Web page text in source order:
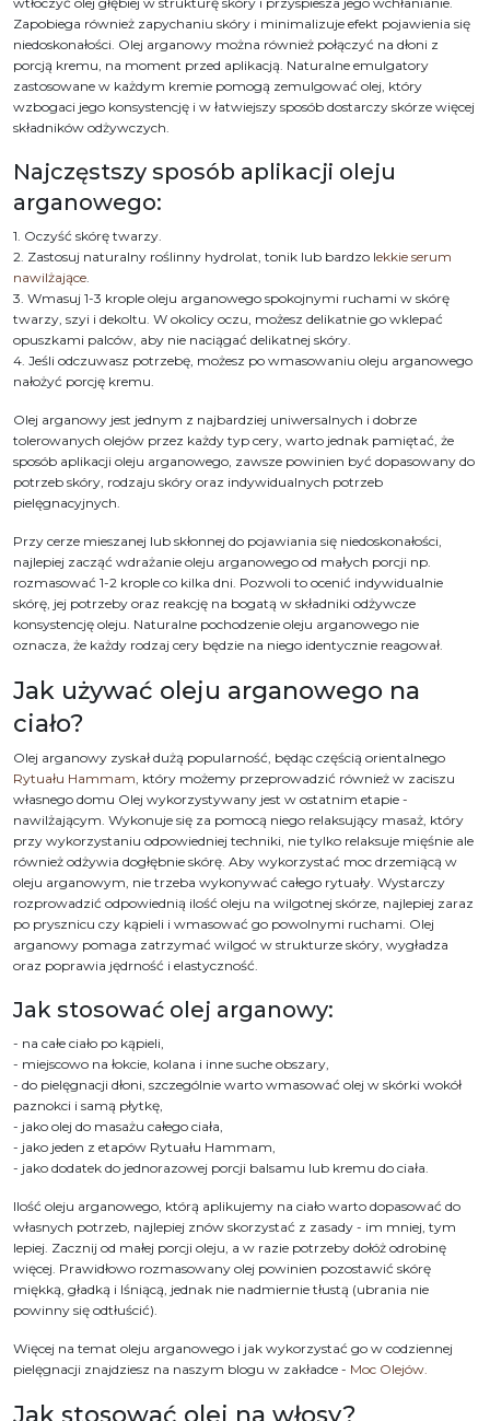
Zapobiega również zapychaniu skóry i minimalizuje efekt pojawienia się
niedoskonałości. Olej arganowy można również połączyć na dłoni z
porcją kremu, na moment przed aplikacją. Naturalne emulgatory
zastosowane w każdym kremie pomogą zemulgować olej, który
wzbogaci jego konsystencję i w łatwiejszy sposób dostarczy skórze więcej
składników odżywczych.
Najczęstszy sposób aplikacji oleju
arganowego:
1. Oczyść skórę twarzy.
2. Zastosuj naturalny roślinny hydrolat, tonik lub bardzo lekkie serum
nawilżające.
3. Wmasuj 1-3 krople oleju arganowego spokojnymi ruchami w skórę
twarzy, szyi i dekoltu. W okolicy oczu, możesz delikatnie go wklepać
opuszkami palców, aby nie naciągać delikatnej skóry.
4. Jeśli odczuwasz potrzebę, możesz po wmasowaniu oleju arganowego
nałożyć porcję kremu.
Olej arganowy jest jednym z najbardziej uniwersalnych i dobrze
tolerowanych olejów przez każdy typ cery, warto jednak pamiętać, że
sposób aplikacji oleju arganowego, zawsze powinien być dopasowany do
potrzeb skóry, rodzaju skóry oraz indywidualnych potrzeb
pielęgnacyjnych.
Przy cerze mieszanej lub skłonnej do pojawiania się niedoskonałości,
najlepiej zacząć wdrażanie oleju arganowego od małych porcji np.
rozmasować 1-2 krople co kilka dni. Pozwoli to ocenić indywidualnie
skórę, jej potrzeby oraz reakcję na bogatą w składniki odżywcze
konsystencję oleju. Naturalne pochodzenie oleju arganowego nie
oznacza, że każdy rodzaj cery będzie na niego identycznie reagował.
Jak używać oleju arganowego na
ciało?
Olej arganowy zyskał dużą popularność, będąc częścią orientalnego
Rytuału Hammam, który możemy przeprowadzić również w zaciszu
własnego domu Olej wykorzystywany jest w ostatnim etapie -
nawilżającym. Wykonuje się za pomocą niego relaksujący masaż, który
przy wykorzystaniu odpowiedniej techniki, nie tylko relaksuje mięśnie ale
również odżywia dogłębnie skórę. Aby wykorzystać moc drzemiącą w
oleju arganowym, nie trzeba wykonywać całego rytuały. Wystarczy
rozprowadzić odpowiednią ilość oleju na wilgotnej skórze, najlepiej zaraz
po prysznicu czy kąpieli i wmasować go powolnymi ruchami. Olej
arganowy pomaga zatrzymać wilgoć w strukturze skóry, wygładza
oraz poprawia jędrność i elastyczność.
Jak stosować olej arganowy:
- na całe ciało po kąpieli,
- miejscowo na łokcie, kolana i inne suche obszary,
- do pielęgnacji dłoni, szczególnie warto wmasować olej w skórki wokół
paznokci i samą płytkę,
- jako olej do masażu całego ciała,
- jako jeden z etapów Rytuału Hammam,
- jako dodatek do jednorazowej porcji balsamu lub kremu do ciała.
Ilość oleju arganowego, którą aplikujemy na ciało warto dopasować do
własnych potrzeb, najlepiej znów skorzystać z zasady - im mniej, tym
lepiej. Zacznij od małej porcji oleju, a w razie potrzeby dołóż odrobinę
więcej. Prawidłowo rozmasowany olej powinien pozostawić skórę
miękką, gładką i lśniącą, jednak nie nadmiernie tłustą (ubrania nie
powinny się odtłuścić).
Więcej na temat oleju arganowego i jak wykorzystać go w codziennej
pielęgnacji znajdziesz na naszym blogu w zakładce - Moc Olejów.